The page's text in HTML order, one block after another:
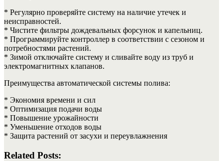
* Регулярно проверяйте систему на наличие утечек и
неисправностей.
* Чистите фильтры дождевальных форсунок и капельниц.
* Программируйте контроллер в соответствии с сезоном и
потребностями растений.
* Зимой отключайте систему и сливайте воду из труб и
электромагнитных клапанов.
Преимущества автоматической системы полива:
* Экономия времени и сил
* Оптимизация подачи воды
* Повышение урожайности
* Уменьшение отходов воды
* Защита растений от засухи и переувлажнения
Related Posts: